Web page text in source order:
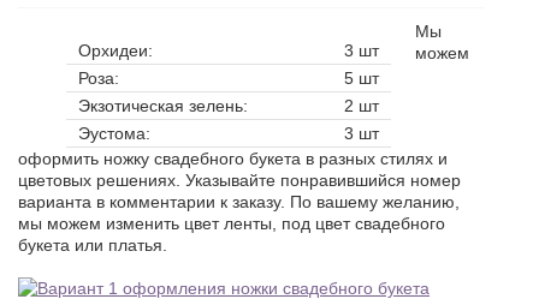
Орхидеи:
3 шт
Роза:
5 шт
Экзотическая зелень:
2 шт
Эустома:
3 шт
Мы
можем
оформить ножку свадебного букета в разных стилях и
цветовых решениях. Указывайте понравившийся номер
варианта в комментарии к заказу. По вашему желанию,
мы можем изменить цвет ленты, под цвет свадебного
букета или платья.